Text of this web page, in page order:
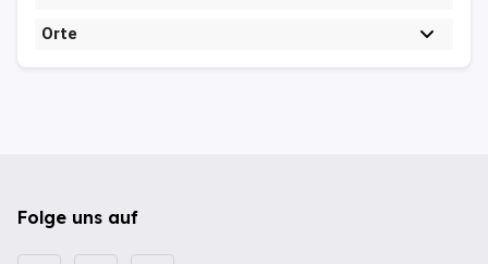
Orte
Folge uns auf